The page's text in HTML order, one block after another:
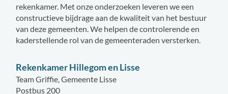
rekenkamer. Met onze onderzoeken leveren we een
constructieve bijdrage aan de kwaliteit van het bestuur
van deze gemeenten. We helpen de controlerende en
kaderstellende rol van de gemeenteraden versterken.
Rekenkamer Hillegom en Lisse
Team Griffie, Gemeente Lisse
Postbus 200